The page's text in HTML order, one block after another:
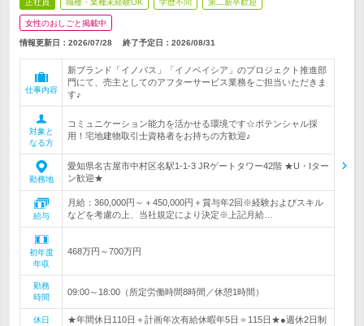
正社員 職種・業種未経験OK 学歴不問 第二新卒歓迎
女性のおしごと掲載中
情報更新日：2026/07/28 終了予定日： 2026/08/31
仕事内容
新ブランド「イノバス」「イノベイシア」のプロジェクト推進部
門にて、売主としてのアフターサービス業務をご担当いただきま
す♪
対象と
なる方
コミュニケーション能力を活かせる環境です☆ポテンシャル採
用！宅地建物取引士資格者をお持ちの方歓迎♪
勤務地
愛知県名古屋市中村区名駅1-1-3 JRゲートタワー42階 ★U・Iター
ン歓迎★
給与
月給：360,000円～＋450,000円＋賞与年2回※経験およびスキル
などを考慮の上、当社規定により決定※上記月給…
初年度
年収
468万円～700万円
勤務
時間
09:00～18:00（所定労働時間8時間／休憩1時間）
休日
★年間休日110日＋計画年次有給休暇年5日＝115日★●週休2日制